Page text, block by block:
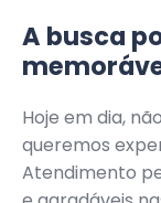
A busca
Hoje em dia,
queremos
Atendimento